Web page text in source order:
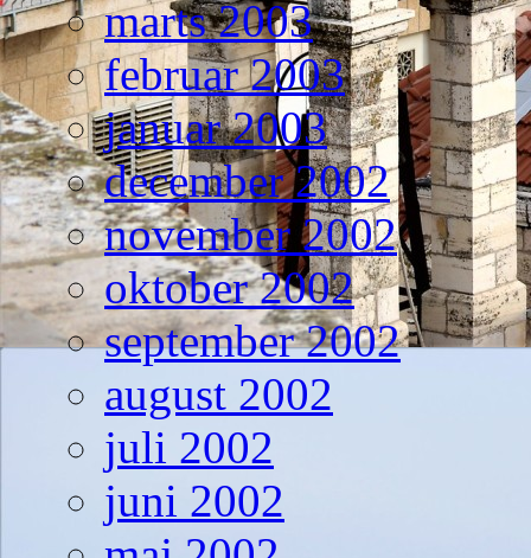
marts 2003
februar 2003
januar 2003
december 2002
november 2002
oktober 2002
september 2002
august 2002
juli 2002
juni 2002